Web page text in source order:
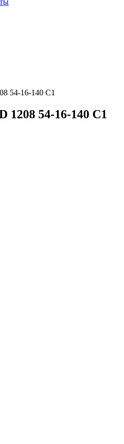
54-16-140 C1
1208 54-16-140 C1